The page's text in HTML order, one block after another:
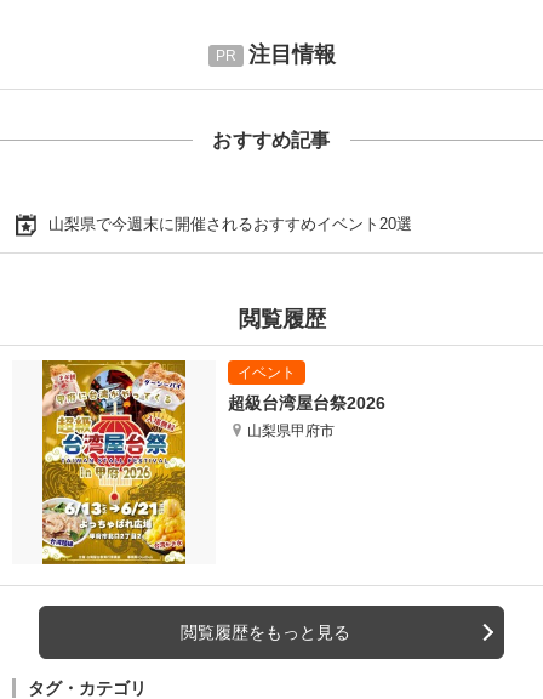
注目情報
おすすめ記事
山梨県で今週末に開催されるおすすめイベント20選
閲覧履歴
超級台湾屋台祭2026
山梨県甲府市
閲覧履歴をもっと見る
タグ・カテゴリ